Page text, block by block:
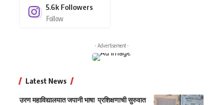
5.6k Followers
Follow
- Advertisement -
Latest News
उरण महाविद्यालयात जपानी भाषा प्रशिक्षणाची सुरुवात